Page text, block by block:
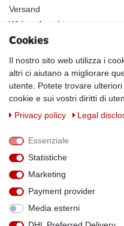
Versand
Widerrufsrecht
INFOS
Kundenanwendungen
Physikalische Eigenschaften
Magnetismus von A-Z
Magnetmaterialien
Downloads
Handelspartner werden
Facebook
Cookies
Il nostro sito web utilizza i
altri ci aiutano a migliorare
utente. Potete trovare
cookie e sui vostri diritti di
Privacy policy
Legal
Essenziale
Statistiche
Marketing
Payment provider
Media esterni